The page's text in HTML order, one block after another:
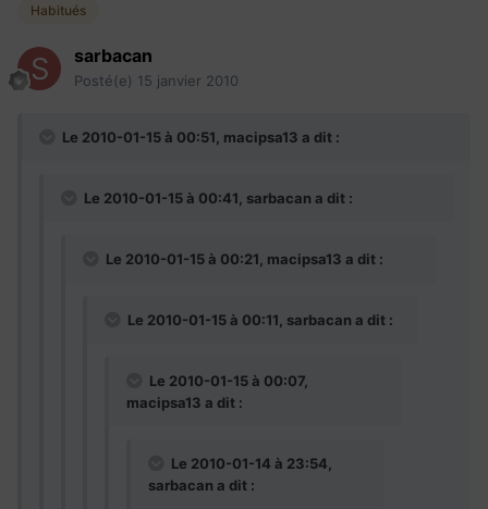
Habitués
sarbacan
Posté(e) 15 janvier 2010
Le 2010-01-15 à 00:51, macipsa13 a dit :
Le 2010-01-15 à 00:41, sarbacan a dit :
Le 2010-01-15 à 00:21, macipsa13 a dit :
Le 2010-01-15 à 00:11, sarbacan a dit :
Le 2010-01-15 à 00:07,
macipsa13 a dit :
Le 2010-01-14 à 23:54,
sarbacan a dit :